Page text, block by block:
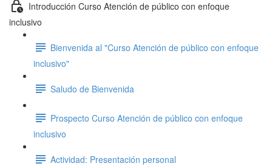
Introducción Curso Atención de público con enfoque
inclusivo
Bienvenida al "Curso Atención de público con enfoque
inclusivo"
Saludo de Bienvenida
Prospecto Curso Atención de público con enfoque
inclusivo
Actividad: Presentación personal